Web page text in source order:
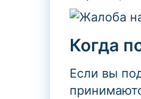
Когда
Если вы